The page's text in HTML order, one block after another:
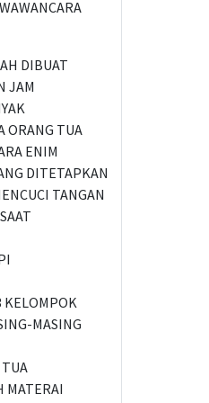
DIBUAT
JAM
ORANG TUA
ENIM
DITETAPKAN
TANGAN
KELOMPOK
MASING
MATERAI